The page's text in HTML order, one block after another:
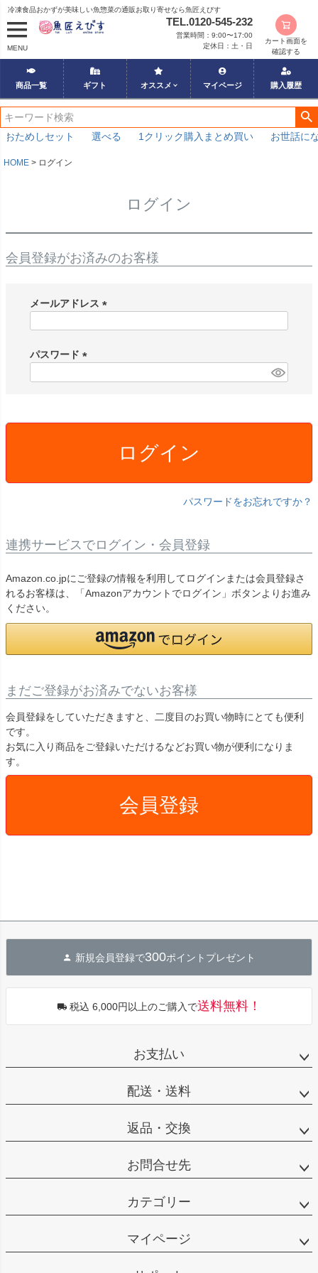
冷凍食品おかずが美味しい魚惣菜の通販お取り寄せなら魚匠えびす
MENU
TEL.0120-545-232
営業時間：9:00〜17:00
定休日：土・日
カート画面を
確認する
商品一覧 ギフト オススメ マイページ 購入履歴
ためしセット 選べる 1クリック購入まとめ買い お世話に
HOME ログイン
ログイン
会員登録がお済みのお客様
メールアドレス
)
パスワード
ログイン
パスワードをお忘れですか？
連携サービスでログイン・会員登録
Amazon.co.jpにご登録の情報を利用してログインまたは会員登録さ
れるお客様は、「Amazonアカウントでログイン」ボタンよりお進み
ください。
まだご登録がお済みでないお客様
会員登録をしていただきますと、二度目のお買い物時にとても便利
です。
お気に入り商品をご登録いただけるなどお買い物が便利になりま
す。
会員登録
新規会員登録で300ポイントプレゼント
税込 6,000円以上のご購入で送料無料！
お支払い
配送・送料
返品・交換
お問合せ先
カテゴリー
マイページ